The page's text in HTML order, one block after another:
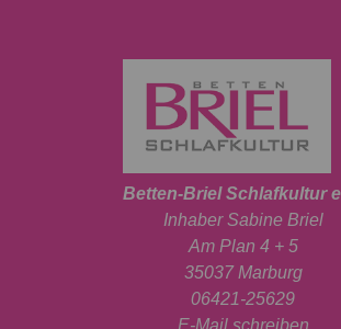
Betten-Briel Schlafkultur
Inhaber Sabine Briel
Am Plan 4 + 5
35037 Marburg
06421-25629
E-Mail schreiben